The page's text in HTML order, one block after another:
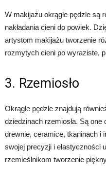
W makijażu okrągłe pędzle są
nakładania cieni do powiek.
artystom makijażu tworzenie
rozmytych cieni po wyraziste,
3. Rzemiosło
Okrągłe pędzle znajdują
dziedzinach rzemiosła. Są
drewnie, ceramice, tkaninach i
swojej precyzji i elastyczności
rzemieślnikom tworzenie